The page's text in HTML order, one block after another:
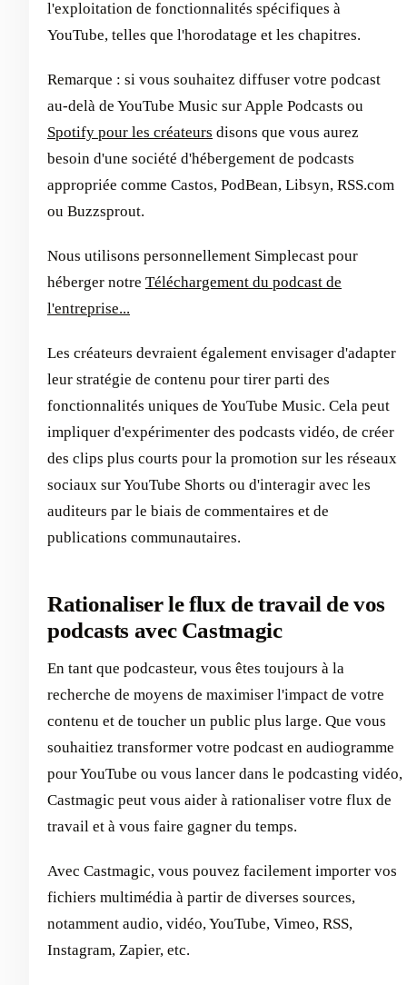
l'exploitation de fonctionnalités spécifiques à
YouTube, telles que l'horodatage et les chapitres.
Remarque : si vous souhaitez diffuser votre podcast
au-delà de YouTube Music sur Apple Podcasts ou
Spotify pour les créateurs disons que vous aurez
besoin d'une société d'hébergement de podcasts
appropriée comme Castos, PodBean, Libsyn, RSS.com
ou Buzzsprout.
Nous utilisons personnellement Simplecast pour
héberger notre Téléchargement du podcast de
l'entreprise...
Les créateurs devraient également envisager d'adapter
leur stratégie de contenu pour tirer parti des
fonctionnalités uniques de YouTube Music. Cela peut
impliquer d'expérimenter des podcasts vidéo, de créer
des clips plus courts pour la promotion sur les réseaux
sociaux sur YouTube Shorts ou d'interagir avec les
auditeurs par le biais de commentaires et de
publications communautaires.
Rationaliser le flux de travail de vos
podcasts avec Castmagic
En tant que podcasteur, vous êtes toujours à la
recherche de moyens de maximiser l'impact de votre
contenu et de toucher un public plus large. Que vous
souhaitiez transformer votre podcast en audiogramme
pour YouTube ou vous lancer dans le podcasting vidéo,
Castmagic peut vous aider à rationaliser votre flux de
travail et à vous faire gagner du temps.
Avec Castmagic, vous pouvez facilement importer vos
fichiers multimédia à partir de diverses sources,
notamment audio, vidéo, YouTube, Vimeo, RSS,
Instagram, Zapier, etc.